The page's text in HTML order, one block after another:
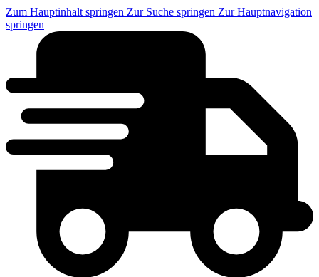
Zum Hauptinhalt springen Zur Suche springen Zur Hauptnavigation
springen